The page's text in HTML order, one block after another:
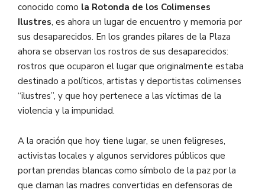
conocido como la Rotonda de los Colimenses
Ilustres, es ahora un lugar de encuentro y memoria por
sus desaparecidos. En los grandes pilares de la Plaza
ahora se observan los rostros de sus desaparecidos:
rostros que ocuparon el lugar que originalmente estaba
destinado a políticos, artistas y deportistas colimenses
“ilustres”, y que hoy pertenece a las víctimas de la
violencia y la impunidad.
A la oración que hoy tiene lugar, se unen feligreses,
activistas locales y algunos servidores públicos que
portan prendas blancas como símbolo de la paz por la
que claman las madres convertidas en defensoras de